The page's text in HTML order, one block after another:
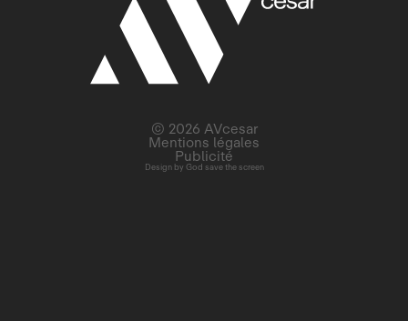
Design by God save the screen
© 2026 AVcesar
Mentions légales
Publicité